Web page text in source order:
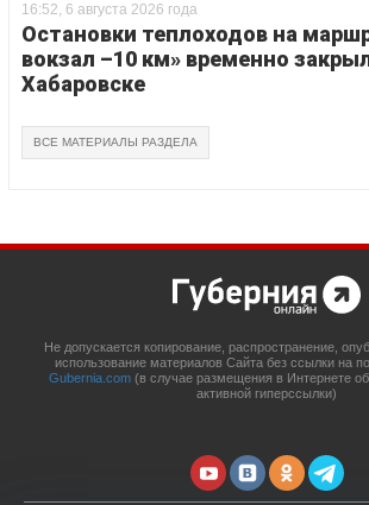
16:52, 6 августа 2026 года
Остановки теплоходов на
вокзал –10 км» временно
Хабаровске
ВСЕ МАТЕРИАЛЫ РАЗДЕЛА
Не допускается копирование, распространение,
использование материалов Сайта без ссылки на
Gubernia.com (в случае размещения в Интернете
активной гиперссылки)